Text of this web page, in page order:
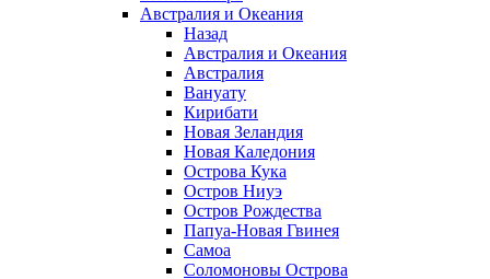
Австралия и Океания
Назад
Австралия и Океания
Австралия
Вануату
Кирибати
Новая Зеландия
Новая Каледония
Острова Кука
Остров Ниуэ
Остров Рождества
Папуа-Новая Гвинея
Самоа
Соломоновы Острова